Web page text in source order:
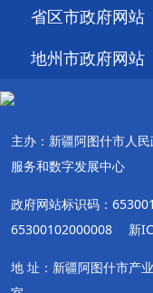
省区市政府网站
地州市政府网站
主办：新疆阿图什市人
服务和数字发展中心
政府网站标识码：
65300102000008
新
地 址：新疆阿图什市产